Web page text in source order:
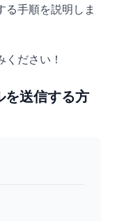
る手順を説明しま
ださい！
送信する方